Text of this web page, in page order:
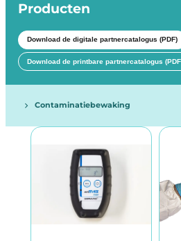
Producten
Download de digitale partnercatalogus (PDF)
Download de printbare partnercatalogus
Contaminatiebewaking